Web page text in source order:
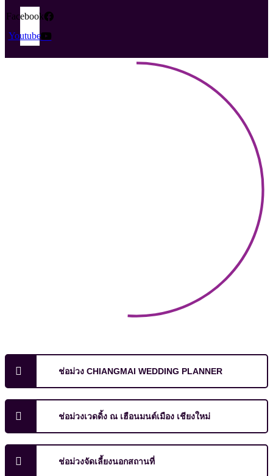
Facebook
Youtube
ช่อม่วง CHIANGMAI WEDDING PLANNER
ช่อม่วงเวดดิ้ง ณ เฮือนมนต์เมือง เชียงใหม่
ช่อม่วงจัดเลี้ยงนอกสถานที่